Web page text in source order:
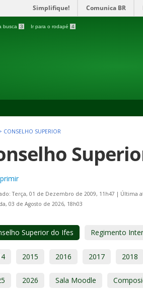
Simplifique! Comunica BR
busca 3 Ir para o rodapé 4
CONSELHO SUPERIOR
Terça, 01 de Dezembro de 2009, 11h47 | Última
03 de Agosto de 2026, 18h03
Superior do Ifes Regimento
2015 2016 2017 2018
2026 Sala Moodle